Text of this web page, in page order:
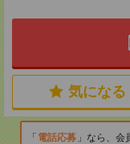
気になる
電話応募
なら、会